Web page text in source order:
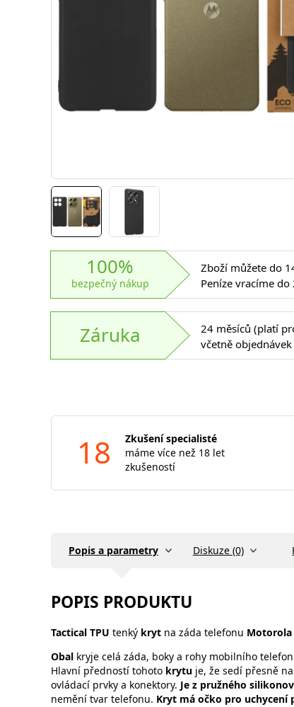
100%
bezpečný nákup
Zboží můžete do
Peníze vracíme do
Záruka
24 měsíců (platí
včetně objednávek
18
Zkušení specialisté
máme více než 18 let
zkušeností
Popis a parametry Diskuze (0)
POPIS PRODUKTU
Tactical TPU tenký kryt na záda telefonu Motorola
Obal kryje celá záda, boky a rohy mobilního
Hlavní předností tohoto krytu je, že sedí přesně
ovládací prvky a konektory. Je z pružného
nemění tvar telefonu. Kryt má očko pro uchycení